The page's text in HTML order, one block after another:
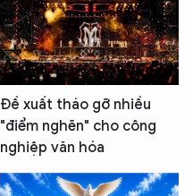
Đề xuất tháo gỡ nhiều
"điểm nghẽn" cho công
nghiệp văn hóa